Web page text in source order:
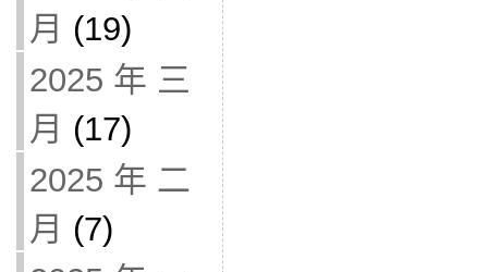
月 (19)
2025 年 三
月 (17)
2025 年 二
月 (7)